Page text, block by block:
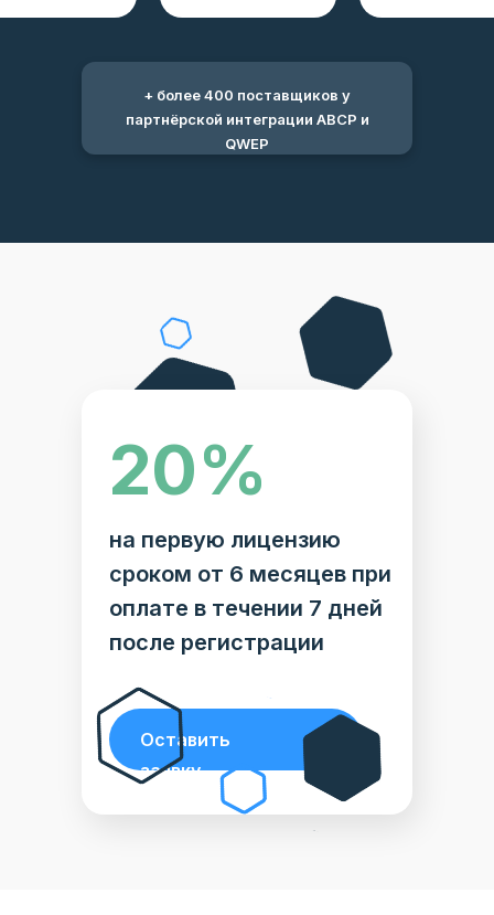
+ более 400 поставщиков у
партнёрской интеграции ABCP и
QWEP
Оставить
заявку
20%
на первую лицензию
сроком от 6 месяцев при
оплате в течении 7 дней
после регистрации
STOCRM будет на фестивале!